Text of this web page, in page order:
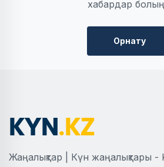
хабардар
Орнату
Жаңалықтар | Күн жаңалықтары -